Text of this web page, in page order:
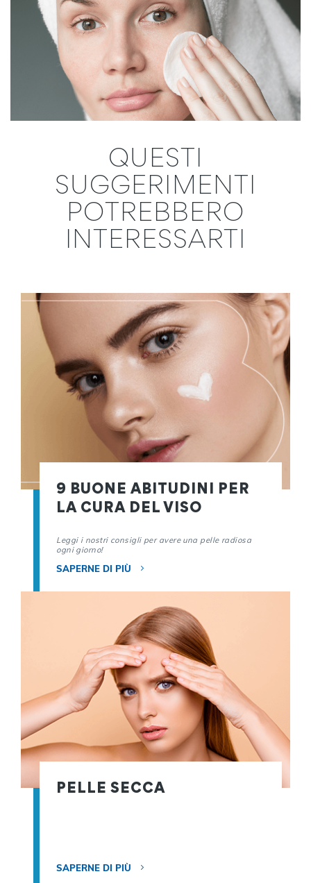
QUESTI
SUGGERIMENTI
POTREBBERO
INTERESSARTI
9 BUONE ABITUDINI PER
LA CURA DEL VISO
Leggi i nostri consigli per avere una pelle radiosa
ogni giorno!
SAPERNE DI PIÙ
PELLE SECCA
SAPERNE DI PIÙ